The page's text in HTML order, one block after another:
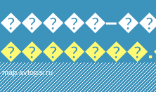
map.avtogai.ru